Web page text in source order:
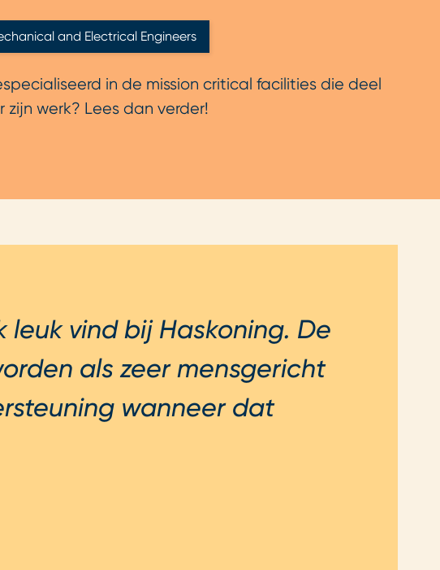
and Electrical Engineers
in de mission critical facilities die deel
werk? Lees dan verder!
leuk vind bij Haskoning. De
als zeer mensgericht
wanneer dat